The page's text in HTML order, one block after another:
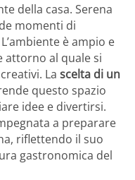
della casa. Serena
momenti di
è ampio e
attorno al quale si
La scelta di un
questo spazio
idee e divertirsi.
a preparare
riflettendo il suo
gastronomica del